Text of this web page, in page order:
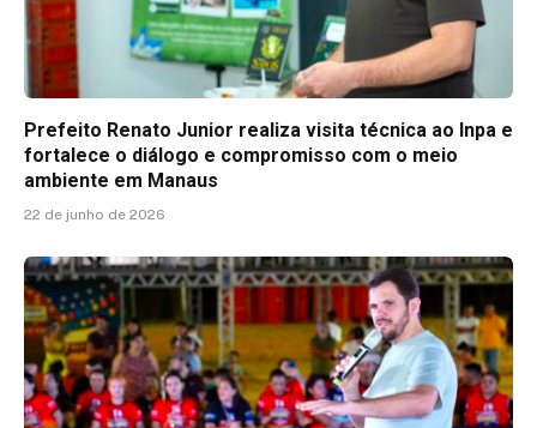
Prefeito Renato Junior realiza visita técnica ao Inpa e
fortalece o diálogo e compromisso com o meio
ambiente em Manaus
22 de junho de 2026